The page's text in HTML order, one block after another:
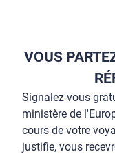
VOUS
Signalez-vous
ministère de
cours de votre
justifie, vous